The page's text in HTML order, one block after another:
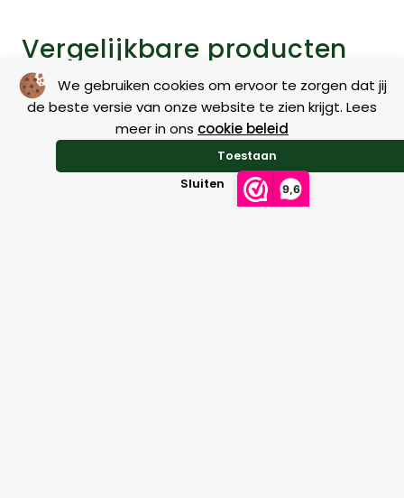
9,6
We gebruiken cookies om ervoor te zorgen dat jij
de beste versie van onze website te zien krijgt. Lees
meer in ons cookie beleid
Toestaan
Sluiten
variaties.
Deze
optie
Vergelijkbare producten
Geen resultaten gevonden.